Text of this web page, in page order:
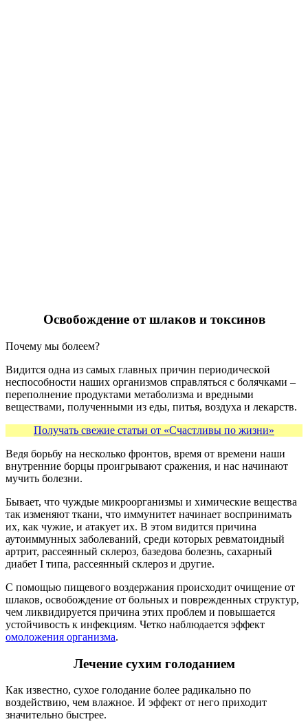
Освобождение от шлаков и токсинов
Почему мы болеем?
Видится одна из самых главных причин периодической
неспособности наших организмов справляться с болячками –
переполнение продуктами метаболизма и вредными
веществами, полученными из еды, питья, воздуха и лекарств.
Получать свежие статьи от «Счастливы по жизни»
Ведя борьбу на несколько фронтов, время от времени наши
внутренние борцы проигрывают сражения, и нас начинают
мучить болезни.
Бывает, что чуждые микроорганизмы и химические вещества
так изменяют ткани, что иммунитет начинает воспринимать
их, как чужие, и атакует их. В этом видится причина
аутоиммунных заболеваний, среди которых ревматоидный
артрит, рассеянный склероз, базедова болезнь, сахарный
диабет I типа, рассеянный склероз и другие.
С помощью пищевого воздержания происходит очищение от
шлаков, освобождение от больных и поврежденных структур,
чем ликвидируется причина этих проблем и повышается
устойчивость к инфекциям. Четко наблюдается эффект
омоложения организма.
Лечение сухим голоданием
Как известно, сухое голодание более радикально по
воздействию, чем влажное. И эффект от него приходит
значительно быстрее.